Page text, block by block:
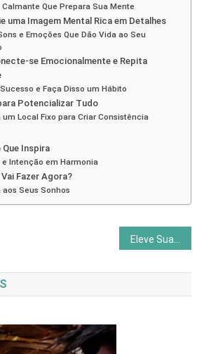
Calmante Que Prepara Sua Mente
uma Imagem Mental Rica em Detalhes
e Emoções Que Dão Vida ao Seu
se Emocionalmente e Repita
e Faça Disso um Hábito
Potencializar Tudo
um Local Fixo para Criar Consistência
Que Inspira
e Intenção em Harmonia
Vai Fazer Agora?
aos Seus Sonhos